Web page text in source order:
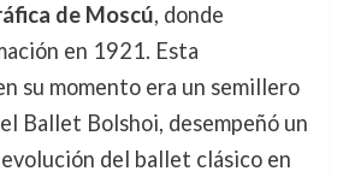
de Moscú, donde
en 1921. Esta
su momento era un semillero
Ballet Bolshoi, desempeñó un
del ballet clásico en